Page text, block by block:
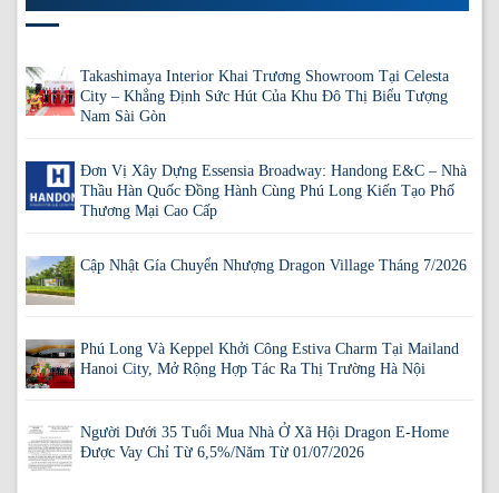
Takashimaya Interior Khai Trương Showroom Tại Celesta
City – Khẳng Định Sức Hút Của Khu Đô Thị Biểu Tượng
Nam Sài Gòn
Đơn Vị Xây Dựng Essensia Broadway: Handong E&C – Nhà
Thầu Hàn Quốc Đồng Hành Cùng Phú Long Kiến Tạo Phố
Thương Mại Cao Cấp
Cập Nhật Gía Chuyển Nhượng Dragon Village Tháng 7/2026
Phú Long Và Keppel Khởi Công Estiva Charm Tại Mailand
Hanoi City, Mở Rộng Hợp Tác Ra Thị Trường Hà Nội
Người Dưới 35 Tuổi Mua Nhà Ở Xã Hội Dragon E-Home
Được Vay Chỉ Từ 6,5%/Năm Từ 01/07/2026